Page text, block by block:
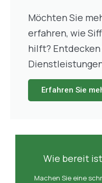
Möchten Sie
erfahren, wie
hilft? Entdecken
Erfahren Sie
Wie bereit
Machen Sie eine